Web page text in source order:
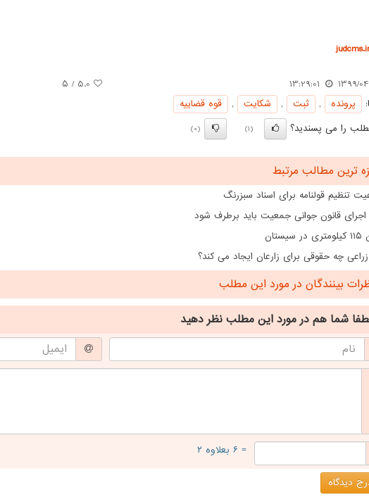
1399/
13:29:01
5.0 / ۵
پرونده , ثبت , شكایت ,
قوه قضاییه
را می پسندید؟
(1)
(0)
ترین مطالب مرتبط
تنظیم قولنامه برای اسناد سبزرنگ
اجرای قانون جوانی جمعیت باید برطرف شود
چه حقوقی برای زارعان ایجاد می کند؟
بینندگان در مورد این مطلب
شما هم در مورد این مطلب نظر دهید
= ۶ بعلاوه ۲
دیدگاه